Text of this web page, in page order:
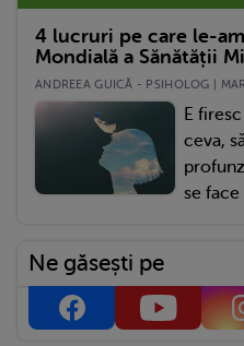
4 lucruri pe care le-
Mondială a Sănătății
ANDREEA GUICĂ - PSIHOLOG |
E
ceva,
se face
Ne găsești pe